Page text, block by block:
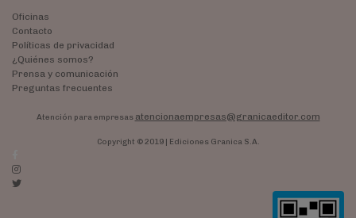
Oficinas
Contacto
Políticas de privacidad
¿Quiénes somos?
Prensa y comunicación
Preguntas frecuentes
Atención para empresas atencionaempresas@granicaeditor.com
Copyright © 2019 | Ediciones Granica S.A.